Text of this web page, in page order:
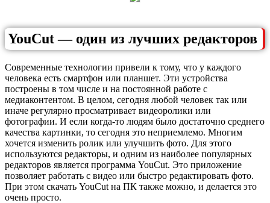
YouCut — один из лучших редакторов
Современные технологии привели к тому, что у каждого
человека есть смартфон или планшет. Эти устройства
построены в том числе и на постоянной работе с
медиаконтентом. В целом, сегодня любой человек так или
иначе регулярно просматривает видеоролики или
фотографии. И если когда-то людям было достаточно среднего
качества картинки, то сегодня это неприемлемо. Многим
хочется изменить ролик или улучшить фото. Для этого
используются редакторы, и одним из наиболее популярных
редакторов является программа YouCut. Это приложение
позволяет работать с видео или быстро редактировать фото.
При этом скачать YouCut на ПК также можно, и делается это
очень просто.